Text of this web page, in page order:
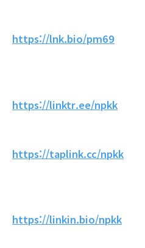
https://lnk.bio/pm69
https://linktr.ee/npkk
https://taplink.cc/npkk
https://linkin.bio/npkk